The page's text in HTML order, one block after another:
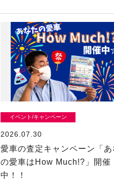
イベント/キャンペーン
2026.07.30
愛車の査定キャンペーン「
の愛車はHow Much!?」開催
中！！